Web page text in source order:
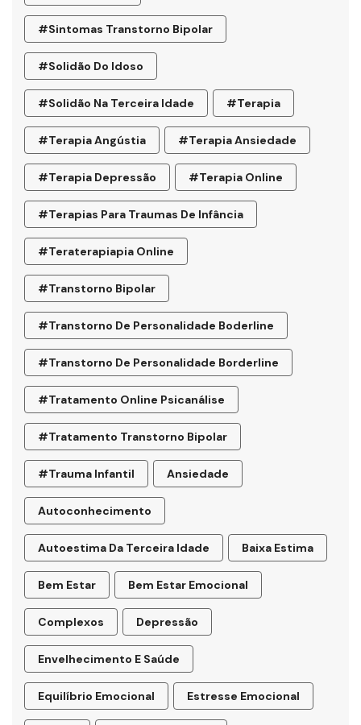
#sintomas Transtorno Bipolar
#solidão Do Idoso
#Solidão Na Terceira Idade #terapia
#terapia Angústia #terapia Ansiedade
#terapia Depressão #terapia Online
#terapias Para Traumas De Infância
#teraterapiapia Online
#transtorno Bipolar
#transtorno De Personalidade Boderline
#Transtorno De Personalidade Borderline
#tratamento Online Psicanálise
#tratamento Transtorno Bipolar
#trauma Infantil Ansiedade
Autoconhecimento
Autoestima Da Terceira Idade Baixa Estima
Bem Estar Bem Estar Emocional
Complexos Depressão
Envelhecimento E Saúde
Equilíbrio Emocional Estresse Emocional